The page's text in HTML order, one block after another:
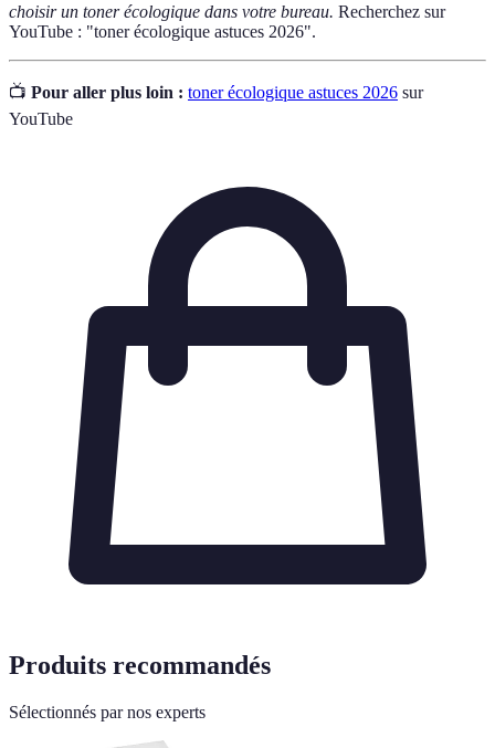
choisir un toner écologique dans votre bureau. Recherchez sur
YouTube : "toner écologique astuces 2026".
📺 Pour aller plus loin : toner écologique astuces 2026 sur
YouTube
Produits recommandés
Sélectionnés par nos experts